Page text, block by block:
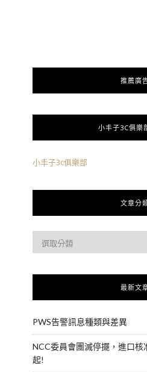
推薦廣
小丰子3C俱樂
小丰子3c俱樂部
文章分
最新文
PWS告警訊息種類與差異
NCC委員會團滅停擺，進口核
起!